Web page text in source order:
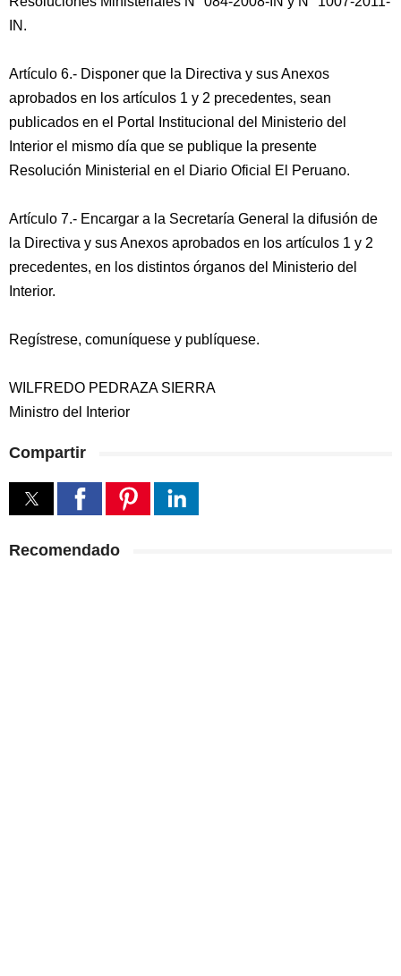
IN.
Artículo 6.- Disponer que la Directiva y sus Anexos
aprobados en los artículos 1 y 2 precedentes, sean
publicados en el Portal Institucional del Ministerio del
Interior el mismo día que se publique la presente
Resolución Ministerial en el Diario Oficial El Peruano.
Artículo 7.- Encargar a la Secretaría General la difusión de
la Directiva y sus Anexos aprobados en los artículos 1 y 2
precedentes, en los distintos órganos del Ministerio del
Interior.
Regístrese, comuníquese y publíquese.
WILFREDO PEDRAZA SIERRA
Ministro del Interior
Compartir
Recomendado